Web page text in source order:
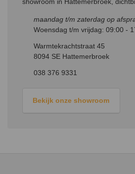
maandag t/m zaterdag op
Woensdag t/m vrijdag: 09:00 -
Warmtekrachtstraat 45
8094 SE Hattemerbroek
038 376 9331
Bekijk onze showroom